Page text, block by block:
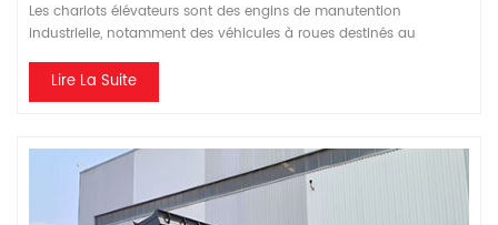
Les chariots élévateurs sont des engins de manutention
industrielle, notamment des véhicules à roues destinés au
de courtes distances de marchandises palettisées. Voici quelques
méthodes d'entretien. chariots élévateurs à combustion interne et
monde ! Maintenance techniqu...
Lire La Suite